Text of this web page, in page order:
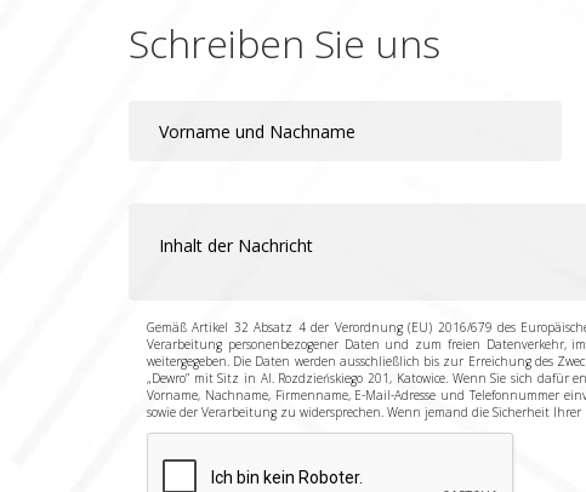
Schreiben Sie uns
Gemäß Artikel 32 Absatz 4 der Verordnung (EU) 2016/679 des
Verarbeitung personenbezogener Daten und zum freien Datenverkehr,
weitergegeben. Die Daten werden ausschließlich bis zur Erreichung des
„Dewro” mit Sitz in Al. Rozdzieńskiego 201, Katowice. Wenn Sie sich
Vorname, Nachname, Firmenname, E-Mail-Adresse und Telefonnummer
sowie der Verarbeitung zu widersprechen. Wenn jemand die Sicherheit